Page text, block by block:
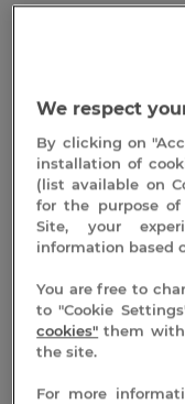
Description
Crème riche
sèche à très sèche.
Développée à
bains:Idéale
peaux
bienfaits des
source thermale «
et d’avocat,ainsi
We respect
By clicking on
installation of
(list available on
for the purpose
Site, your
information based
You are free to
to "Cookie
cookies" them
the site.
For more